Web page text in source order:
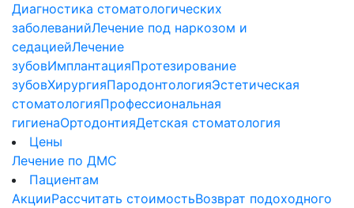
Диагностика стоматологических
заболеванийЛечение под наркозом и
седациейЛечение
зубовИмплантацияПротезирование
зубовХирургияПародонтологияЭстетическая
стоматологияПрофессиональная
гигиенаОртодонтияДетская стоматология
Цены
Лечение по ДМС
Пациентам
АкцииРассчитать стоимостьВозврат подоходного